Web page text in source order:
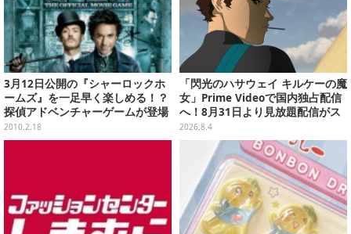
3月12日公開の『シャーロックホ
ームズ』を一足早く楽しめる！？
探偵アドベンチャーゲームが登場
2010.2.18
「閃光のハサウェイ キルケーの魔
女」Prime Videoで国内独占配信
へ！8月31日より見放題配信がス
タート
2026.8.4